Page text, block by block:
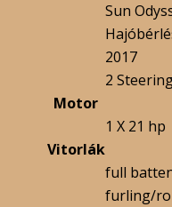
Sun
2017
2
Motor
1 X 21 hp
Vitorlák
full
furling/